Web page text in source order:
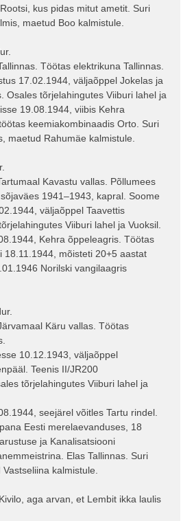
kus pidas mitut ametit. Suri
maetud Boo kalmistule.
Töötas elektrikuna Tallinnas.
17.02.1944, väljaõppel Jokelas ja
Osales tõrjelahingutes Viiburi lahel ja
19.08.1944, viibis Kehra
keemiakombinaadis Orto. Suri
maetud Rahumäe kalmistule.
Kavastu vallas. Põllumees
1941–1943, kapral. Soome
väljaõppel Taavettis
Viiburi lahel ja Vuoksil.
Kehra õppeleagris. Töötas
18.11.1944, mõisteti 20+5 aastat
Norilski vangilaagris
Käru vallas. Töötas
10.12.1943, väljaõppel
Teenis II/JR200
tõrjelahingutes Viiburi lahel ja
seejärel võitles Tartu rindel.
Eesti merelaevanduses, 18
ja Kanalisatsiooni
Elas Tallinnas. Suri
kalmistule.
aga arvan, et Lembit ikka laulis